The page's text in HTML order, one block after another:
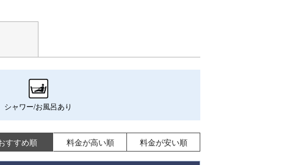
シャワー/お風呂あり
すすめ順 料金が高い順 料金が安い順